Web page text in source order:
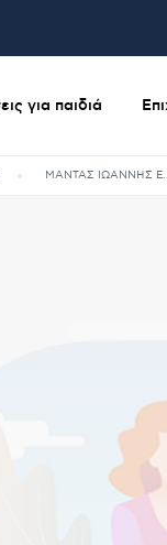
για παιδιά
ΜΑΝΤΑΣ ΙΩΑΝΝΗΣ Ε.